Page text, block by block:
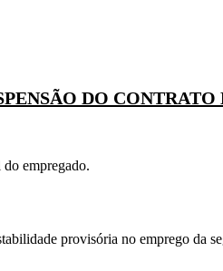
DO
do empregado.
provisória no emprego da